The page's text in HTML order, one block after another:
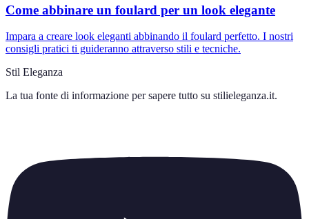
Come abbinare un foulard per un look elegante
Impara a creare look eleganti abbinando il foulard perfetto. I nostri
consigli pratici ti guideranno attraverso stili e tecniche.
Stil Eleganza
La tua fonte di informazione per sapere tutto su stilieleganza.it.